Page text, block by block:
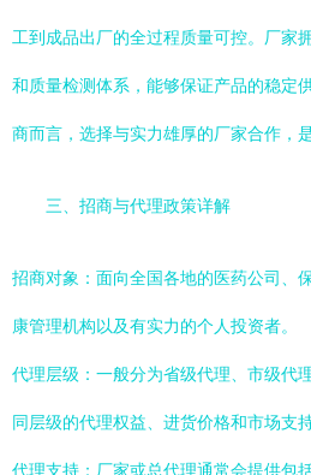
工到成品出厂的全过程质量可控。厂家
和质量检测体系，能够保证产品的稳定
商而言，选择与实力雄厚的厂家合作，
三、招商与代理政策详解
招商对象：面向全国各地的医药公司、
康管理机构以及有实力的个人投资者。
代理层级：一般分为省级代理、市级代
同层级的代理权益、进货价格和市场支
代理支持：厂家或总代理通常会提供包